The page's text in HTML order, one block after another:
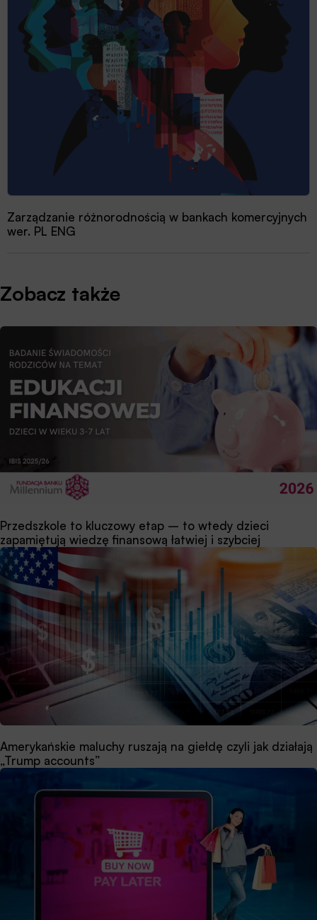
Zarządzanie różnorodnością w bankach komercyjnych
wer. PL ENG
Zobacz także
Przedszkole to kluczowy etap – to wtedy dzieci
zapamiętują wiedzę finansową łatwiej i szybciej
Amerykańskie maluchy ruszają na giełdę czyli jak działają
„Trump accounts”